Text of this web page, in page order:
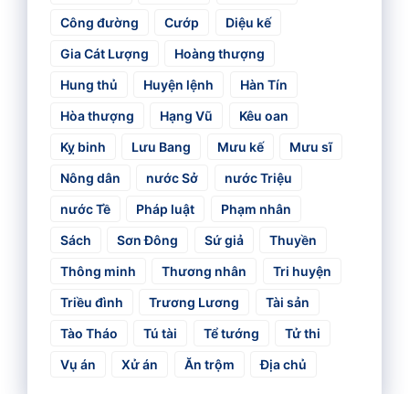
Công đường
Cướp
Diệu kế
Gia Cát Lượng
Hoàng thượng
Hung thủ
Huyện lệnh
Hàn Tín
Hòa thượng
Hạng Vũ
Kêu oan
Kỵ binh
Lưu Bang Mưu kế
Mưu sĩ
Nông dân
nước Sở
nước Triệu
nước Tề
Pháp luật
Phạm nhân
Sách
Sơn Đông Sứ giả
Thuyền
Thông minh
Thương nhân
Tri huyện
Triều đình
Trương Lương
Tài sản
Tào Tháo
Tú tài Tể tướng
Tử thi
Vụ án
Xử án Ăn trộm Địa chủ